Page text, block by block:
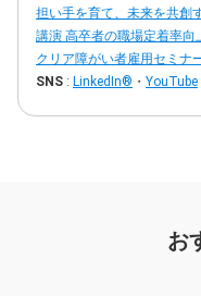
担い手を育て、未来を共創
講演 高卒者の職場定着率向
クリア障がい者雇用セミナ
SNS : LinkedIn® ・ YouTube
お